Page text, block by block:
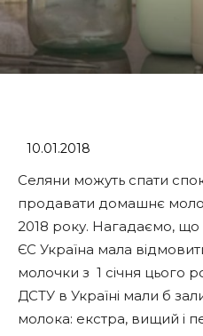
10.01.2018
Селяни можуть спати
продавати домашнє
2018 року. Нагадаємо, що
ЄС Україна мала
молочки з 1 січня цього
ДСТУ в Україні мали б
молока: екстра, вищий і